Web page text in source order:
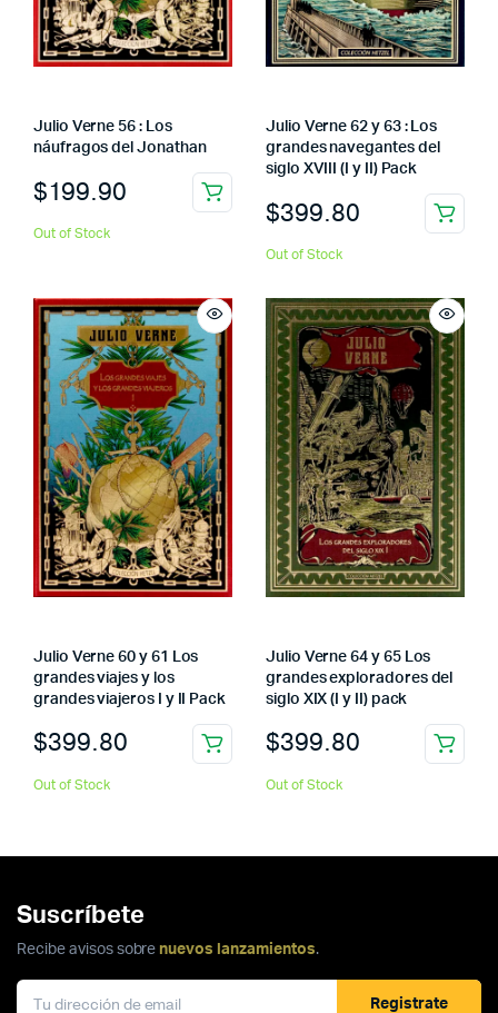
Julio Verne 56 : Los
náufragos del Jonathan
$199.90
Out of Stock
Julio Verne 62 y 63 : Los
grandes navegantes del
siglo XVIII (I y II) Pack
$399.80
Out of Stock
Julio Verne 60 y 61 Los
grandes viajes y los
grandes viajeros I y II Pack
$399.80
Out of Stock
Julio Verne 64 y 65 Los
grandes exploradores del
siglo XIX (I y II) pack
$399.80
Out of Stock
Suscríbete
Recibe avisos sobre nuevos lanzamientos.
Registrate